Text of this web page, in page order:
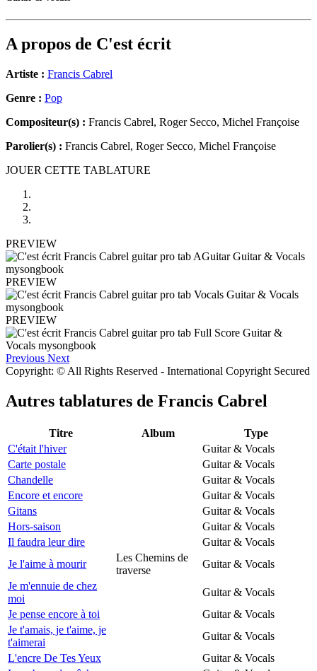
A propos de C'est écrit
Artiste : Francis Cabrel
Genre : Pop
Compositeur(s) : Francis Cabrel, Roger Secco, Michel Françoise
Parolier(s) : Francis Cabrel, Roger Secco, Michel Françoise
JOUER CETTE TABLATURE
PREVIEW
PREVIEW
PREVIEW
Previous Next
Copyright: © All Rights Reserved - International Copyright Secured
Autres tablatures de Francis Cabrel
Titre Album
Type
C'était l'hiver
Guitar & Vocals
Carte postale
Guitar & Vocals
Chandelle
Guitar & Vocals
Encore et encore
Guitar & Vocals
Gitans
Guitar & Vocals
Hors-saison
Guitar & Vocals
Il faudra leur dire
Guitar & Vocals
Je l'aime à mourir
Les Chemins de
traverse
Guitar & Vocals
Je m'ennuie de chez
moi
Guitar & Vocals
Je pense encore à toi
Guitar & Vocals
Je t'amais, je t'aime, je
t'aimerai
Guitar & Vocals
L'encre De Tes Yeux
Guitar & Vocals